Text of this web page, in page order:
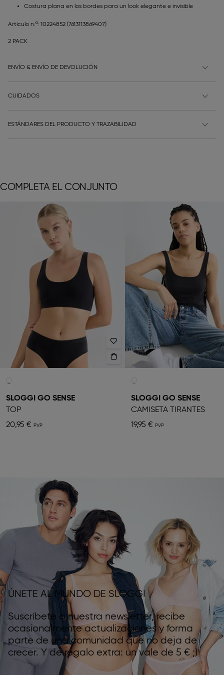
Costura plana en los bordes para un look elegante e invisible
Artículo n.º: 10224852 (7613113869407)
2 PACK
ENVÍO & ENVÍO DE DEVOLUCIÓN
CUIDADOS
ESTÁNDARES DEL PRODUCTO Y TRAZABILIDAD
COMPLETA EL CONJUNTO
SLOGGI GO SENSE
TOP
20,95 €
SLOGGI GO SENSE
CAMISETA TIRANTES
19,95 €
ÚNETE AL MUNDO DE SLOGGI
Suscríbete a nuestra newsletter, recibe
ocasionalmente actualizaciones y forma
parte de una comunidad que no deja de
crecer. Y de regalo extra: un vale de 5 € ;)